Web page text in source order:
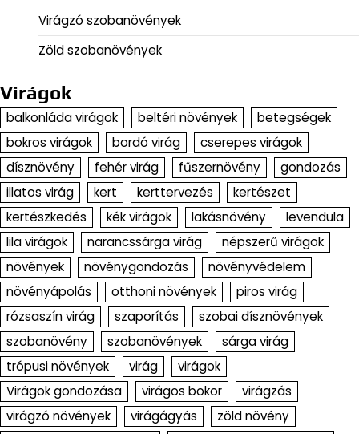
Virágzó szobanövények
Zöld szobanövények
Virágok
balkonláda virágok beltéri növények
betegségek
bokros virágok
bordó virág
cserepes virágok
dísznövény
fehér virág fűszernövény
gondozás
illatos virág
kert kerttervezés
kertészet
kertészkedés
kék virágok lakásnövény
levendula
lila virágok
narancssárga virág
népszerű virágok
növények
növénygondozás
növényvédelem
növényápolás
otthoni növények
piros virág
rózsaszín virág
szaporítás
szobai dísznövények
szobanövény
szobanövények
sárga virág
trópusi növények
virág
virágok
Virágok gondozása
virágos bokor
virágzás
virágzó növények
virágágyás
zöld növény